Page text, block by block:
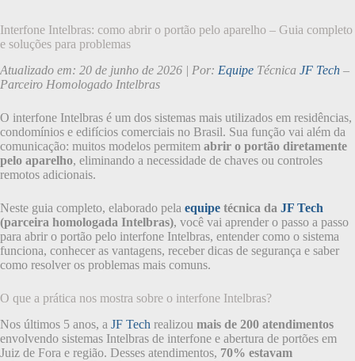
Interfone Intelbras: como abrir o portão pelo aparelho – Guia completo
e soluções para problemas
Atualizado em: 20 de junho de 2026 | Por: Equipe Técnica JF Tech –
Parceiro Homologado Intelbras
O interfone Intelbras é um dos sistemas mais utilizados em residências,
condomínios e edifícios comerciais no Brasil. Sua função vai além da
comunicação: muitos modelos permitem abrir o portão diretamente
pelo aparelho, eliminando a necessidade de chaves ou controles
remotos adicionais.
Neste guia completo, elaborado pela equipe técnica da JF Tech
(parceira homologada Intelbras), você vai aprender o passo a passo
para abrir o portão pelo interfone Intelbras, entender como o sistema
funciona, conhecer as vantagens, receber dicas de segurança e saber
como resolver os problemas mais comuns.
O que a prática nos mostra sobre o interfone Intelbras?
Nos últimos 5 anos, a JF Tech realizou mais de 200 atendimentos
envolvendo sistemas Intelbras de interfone e abertura de portões em
Juiz de Fora e região. Desses atendimentos, 70% estavam